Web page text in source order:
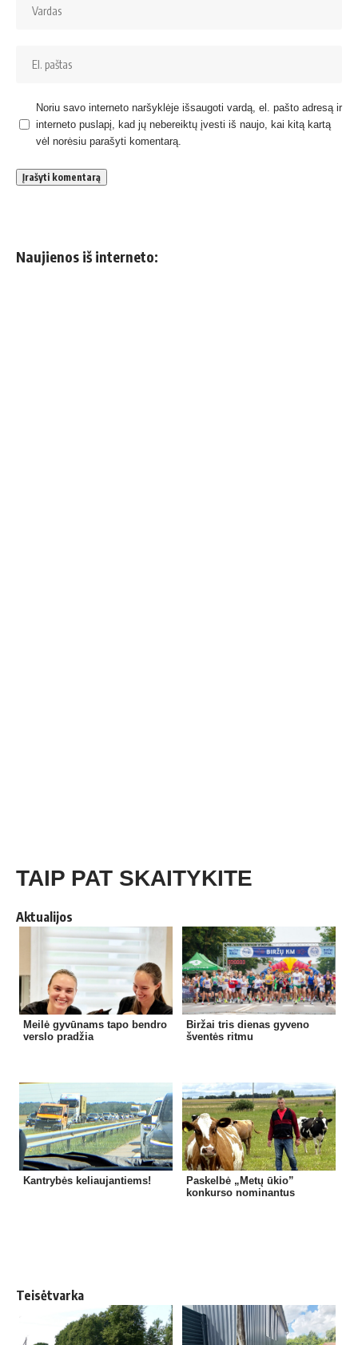
Noriu savo interneto naršyklėje išsaugoti vardą, el. pašto adresą ir
interneto puslapį, kad jų nebereiktų įvesti iš naujo, kai kitą kartą
vėl norėsiu parašyti komentarą.
Naujienos iš interneto:
TAIP PAT SKAITYKITE
Aktualijos
Meilė gyvūnams tapo bendro
verslo pradžia
Biržai tris dienas gyveno
šventės ritmu
Kantrybės keliaujantiems!
Paskelbė „Metų ūkio”
konkurso nominantus
Teisėtvarka